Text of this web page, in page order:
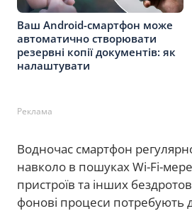
Ваш Android-смартфон може
автоматично створювати
резервні копії документів: як
налаштувати
Реклама
Водночас смартфон
навколо в пошуках Wi-Fi-
пристроїв та інших
фонові процеси потребують